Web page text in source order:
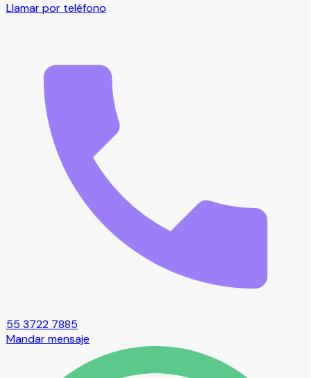
Llamar por teléfono
55 3722 7885
Mandar mensaje